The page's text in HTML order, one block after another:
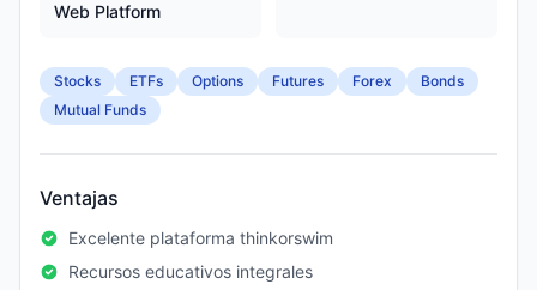
Web Platform
Stocks ETFs Options Futures Forex
Bonds
Mutual Funds
Ventajas
Excelente plataforma thinkorswim
Recursos educativos integrales